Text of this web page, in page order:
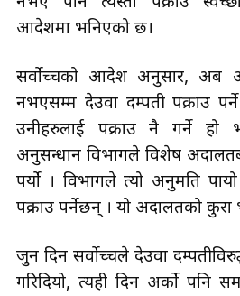
आदेशमा भनिएको छ।
सर्वोच्चको आदेश अनुसार, अब
नभएसम्म देउवा दम्पती पक्राउ
उनीहरुलाई पक्राउ नै गर्ने हो
अनुसन्धान विभागले विशेष
पर्यो । विभागले त्यो अनुमति
पक्राउ पर्नेछन् । यो अदालतको कुरा
जुन दिन सर्वोच्चले देउवा
गरिदियो, त्यही दिन अर्को पनि